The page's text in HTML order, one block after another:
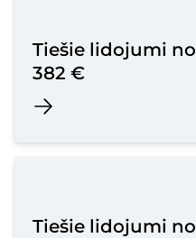
Tiešie lidojumi no
382 €
Tiešie lidojumi no